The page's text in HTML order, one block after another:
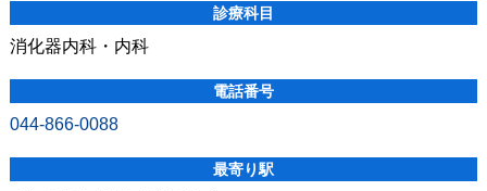
診療科目
消化器内科・内科
電話番号
044-866-0088
最寄り駅